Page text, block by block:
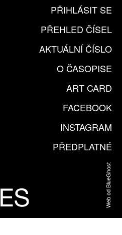
PŘIHLÁSIT SE
PŘEHLED ČÍSEL
AKTUÁLNÍ ČÍSLO
O ČASOPISE
ART CARD
FACEBOOK
INSTAGRAM
PŘEDPLATNÉ
Web od BlueGhost